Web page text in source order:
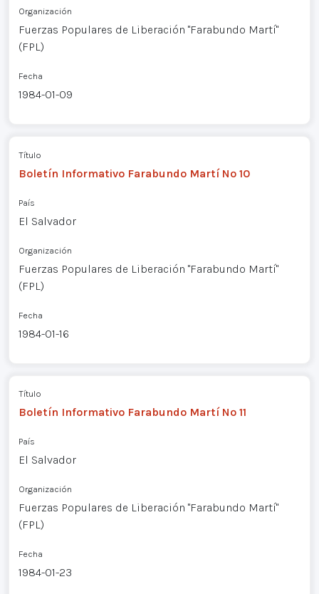
Organización
Fuerzas Populares de Liberación "Farabundo Martí"
(FPL)
Fecha
1984-01-09
Título
Boletín Informativo Farabundo Martí Nº 10
País
El Salvador
Organización
Fuerzas Populares de Liberación "Farabundo Martí"
(FPL)
Fecha
1984-01-16
Título
Boletín Informativo Farabundo Martí Nº 11
País
El Salvador
Organización
Fuerzas Populares de Liberación "Farabundo Martí"
(FPL)
Fecha
1984-01-23